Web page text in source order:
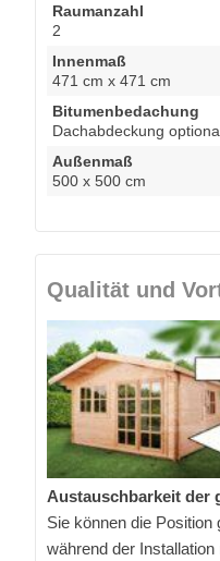
Raumanzahl
2
Innenmaß
471 cm x 471 cm
Bitumenbedachung
Dachabdeckung
Außenmaß
500 x 500 cm
Qualität und
Austauschbarkeit der
Sie können die Position
während der